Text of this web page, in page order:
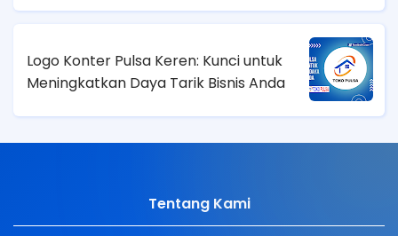
Logo Konter Pulsa Keren: Kunci untuk
Meningkatkan Daya Tarik Bisnis Anda
Tentang Kami